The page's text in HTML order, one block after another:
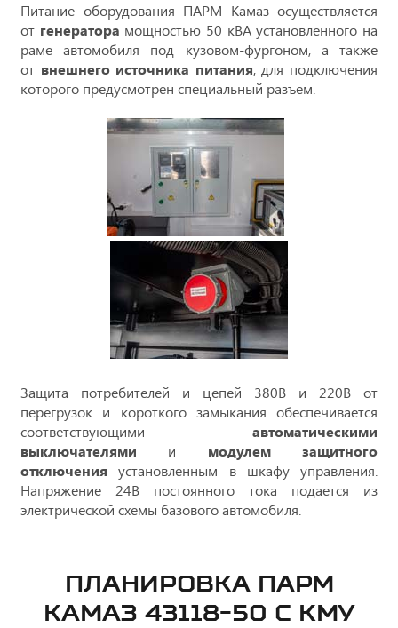
Питание оборудования ПАРМ Камаз осуществляется
от генератора мощностью 50 кВА установленного на
раме автомобиля под кузовом-фургоном, а также
от внешнего источника питания, для подключения
которого предусмотрен специальный разъем.
Защита потребителей и цепей 380В и 220В от
перегрузок и короткого замыкания обеспечивается
соответствующими автоматическими
выключателями и модулем защитного
отключения установленным в шкафу управления.
Напряжение 24В постоянного тока подается из
электрической схемы базового автомобиля.
ПЛАНИРОВКА ПАРМ
КАМАЗ 43118-50 С КМУ